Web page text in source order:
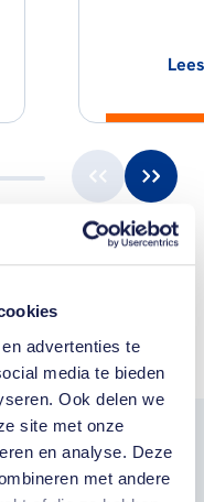
advertenties te
media te bieden
Ook delen we
site met onze
en analyse. Deze
met andere
Toon alle